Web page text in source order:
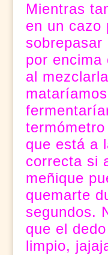
Mientras
en un cazo
sobrepasar
por encima
al
que está a
correcta si
meñique
quemarte
segundos.
que el
limpio,